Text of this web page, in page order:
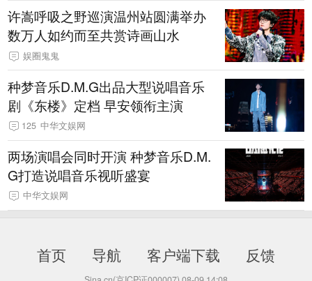
许嵩呼吸之野巡演温州站圆满举办
数万人如约而至共赏诗画山水
娱圈鬼鬼
种梦音乐D.M.G出品大型说唱音乐
剧《东楼》定档 早安领衔主演
125 中华文娱网
两场演唱会同时开演 种梦音乐D.M.
G打造说唱音乐视听盛宴
中华文娱网
首页 导航 客户端下载 反馈